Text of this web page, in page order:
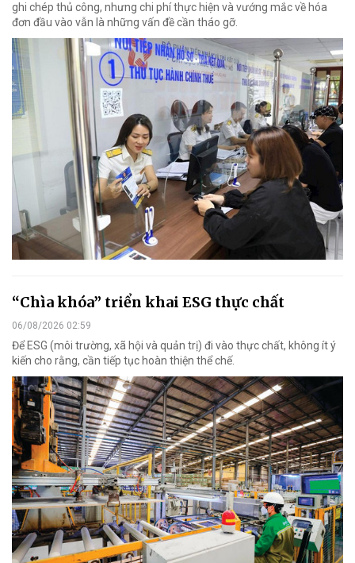
ghi chép thủ công, nhưng chi phí thực hiện và vướng mắc về hóa
đơn đầu vào vẫn là những vấn đề cần tháo gỡ.
“Chìa khóa” triển khai ESG thực chất
06/08/2026 02:59
Để ESG (môi trường, xã hội và quản trị) đi vào thực chất, không ít ý
kiến cho rằng, cần tiếp tục hoàn thiện thể chế.